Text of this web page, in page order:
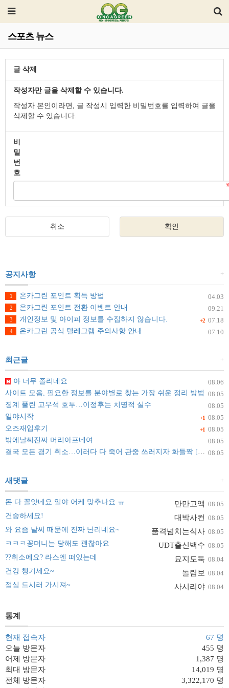
스포츠 뉴스
글 삭제
작성자만 글을 삭제할 수 있습니다.
작성자 본인이라면, 글 작성시 입력한 비밀번호를 입력하여 글을
삭제할 수 있습니다.
비
밀
번
호
취소 확인
+
공지사항
04.03
1
온카그린 포인트 획득 방법
09.21
2 온카그린 포인트 전환 이벤트 안내
+2 07.18
3
개인정보 및 아이피 정보를 수집하지 않습니다.
07.10
4 온카그린 공식 텔레그램 주의사항 안내
+
최근글
08.06
아 너무 졸리네요
08.05
사이트 모음, 필요한 정보를 분야별로 찾는 가장 쉬운 정리 방법
08.05
징계 풀린 고우석 호투…이정후는 치명적 실수
+1 08.05
일야시작
+1 08.05
오즈재입후기
08.05
밖에날씨진짜 머리아프네여
08.05
결국 모든 경기 취소…이러다 다 죽어 관중 쓰러지자 화들짝 [자막뉴스]
+
새댓글
만만고액 08.05
돈 다 꼴앗네요 일야 어케 맞추나요 ㅠ
대박사컨 08.05
건승하세요!
품격넘치는식사 08.05
와 요즘 날씨 때문에 진짜 난리네요~
UDT출신백수 08.05
ㅋㅋㅋ꽁머니는 당해도 괜찮아요
묘지도둑 08.04
??취소에요? 라스엔 떠있는데
돌림보 08.04
건강 챙기세요~
사시리야 08.04
점심 드시러 가시져~
통계
현재 접속자
67 명
오늘 방문자
455 명
어제 방문자
1,387 명
최대 방문자
14,019 명
전체 방문자
3,322,170 명